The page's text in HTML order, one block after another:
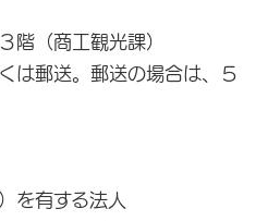
階（商工観光課）
。郵送の場合は、５
を有する法人